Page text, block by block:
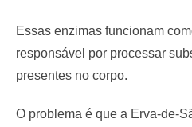
Essas enzimas funcionam
responsável por processar
presentes no corpo.
O problema é que a Erva-de-